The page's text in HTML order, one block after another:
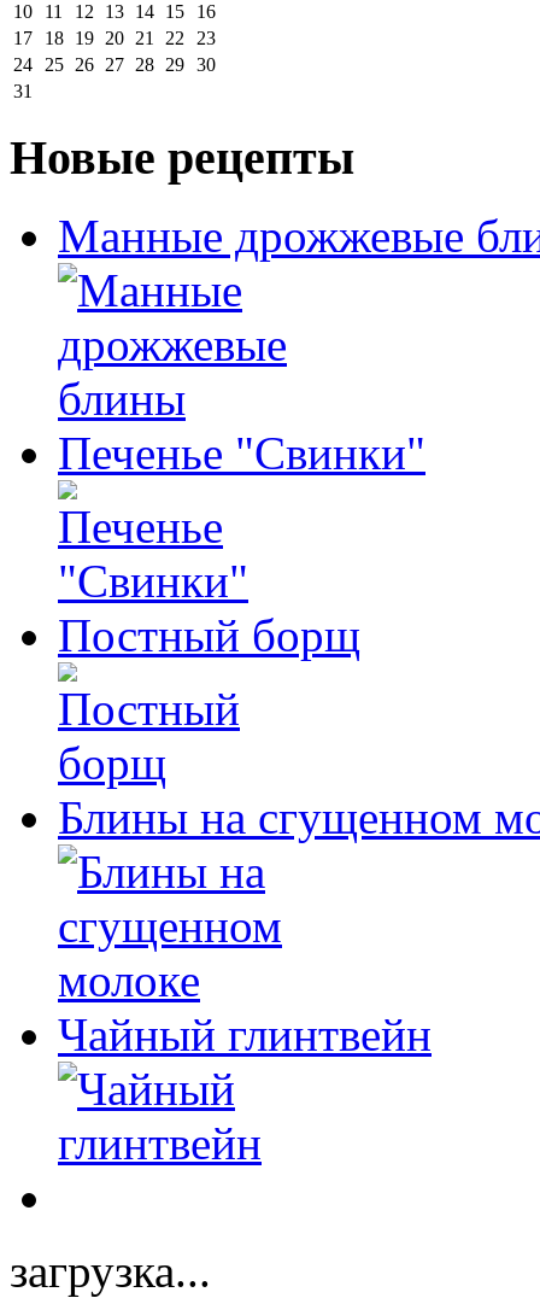
10
11 12 13 14 15
16
17
18 19 20 21 22 23
24 25 26 27 28 29 30
31
Новые рецепты
Манные дрожжевые
Печенье "Свинки"
Постный борщ
Блины на сгущенном
Чайный глинтвейн
загрузка...